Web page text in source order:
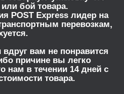
бой товара.
POST Express лидер на
перевозкам,
вам не понравится
причине вы легко
нам в течении 14 дней с
товара.